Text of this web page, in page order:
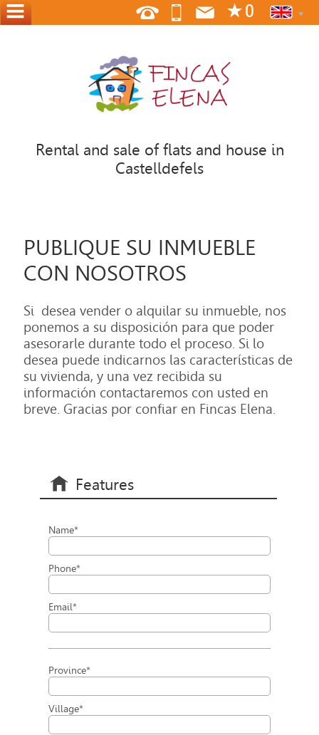
Rental and sale of flats and house in
Castelldefels
YOUR
HOME
PUBLIQUE SU INMUEBLE
CON NOSOTROS
Si desea vender o alquilar su inmueble, nos
ponemos a su disposición para que poder
asesorarle durante todo el proceso. Si lo
desea puede indicarnos las características de
su vivienda, y una vez recibida su
información contactaremos con usted en
breve. Gracias por confiar en Fincas Elena.
Features
Name*
Phone*
Email*
Province*
Village*